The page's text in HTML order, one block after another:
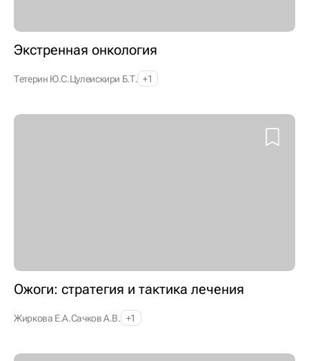
Экстренная онкология
Тетерин Ю.С.Цулеискири Б.Т. +1
Ожоги: стратегия и тактика лечения
Жиркова Е.А.Сачков А.В. +1